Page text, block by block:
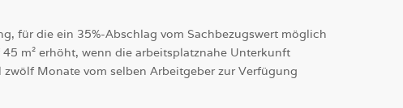
für die ein 35%-Abschlag vom Sachbezugswert möglich
m² erhöht, wenn die arbeitsplatznahe Unterkunft
Monate vom selben Arbeitgeber zur Verfügung